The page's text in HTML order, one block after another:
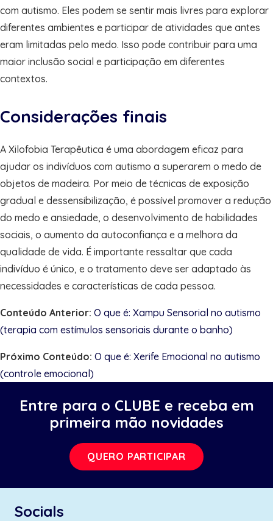
com autismo. Eles podem se sentir mais livres para explorar
diferentes ambientes e participar de atividades que antes
eram limitadas pelo medo. Isso pode contribuir para uma
maior inclusão social e participação em diferentes
contextos.
Considerações finais
A Xilofobia Terapêutica é uma abordagem eficaz para
ajudar os indivíduos com autismo a superarem o medo de
objetos de madeira. Por meio de técnicas de exposição
gradual e dessensibilização, é possível promover a redução
do medo e ansiedade, o desenvolvimento de habilidades
sociais, o aumento da autoconfiança e a melhora da
qualidade de vida. É importante ressaltar que cada
indivíduo é único, e o tratamento deve ser adaptado às
necessidades e características de cada pessoa.
Conteúdo Anterior: O que é: Xampu Sensorial no autismo
(terapia com estímulos sensoriais durante o banho)
Próximo Conteúdo: O que é: Xerife Emocional no autismo
(controle emocional)
Entre para o CLUBE e receba em
primeira mão novidades
QUERO PARTICIPAR
Socials